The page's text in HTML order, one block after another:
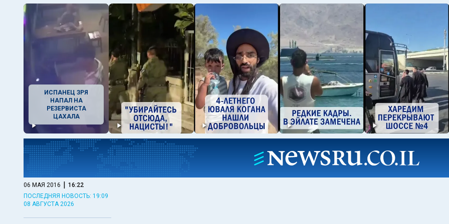
ИСПАНЕЦ ЗРЯ
НАПАЛ НА
РЕЗЕРВИСТА
ЦАХАЛА
06 МАЯ 2016 | 16:22
ПОСЛЕДНЯЯ НОВОСТЬ: 19:09
08 АВГУСТА 2026